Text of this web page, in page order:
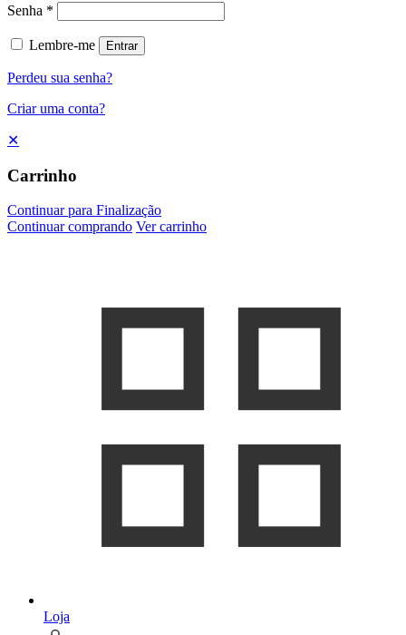
Senha *
Lembre-me Entrar
Perdeu sua senha?
Criar uma conta?
✕
Carrinho
Continuar para Finalização
Continuar comprando Ver carrinho
Loja